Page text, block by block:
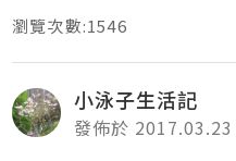
瀏覽次數:1546
小泳子生活記
發佈於 2017.03.23